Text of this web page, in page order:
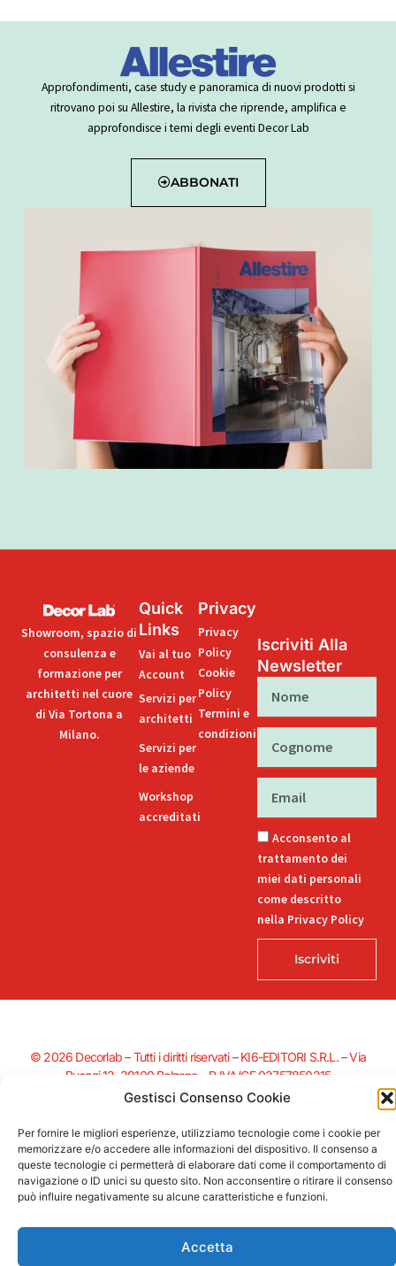
Gestisci Consenso Cookie
Per fornire le migliori esperienze, utilizziamo tecnologie come i cookie per
memorizzare e/o accedere alle informazioni del dispositivo. Il consenso a
queste tecnologie ci permetterà di elaborare dati come il comportamento di
navigazione o ID unici su questo sito. Non acconsentire o ritirare il consenso
può influire negativamente su alcune caratteristiche e funzioni.
Accetta
Approfondimenti, case study e panoramica di nuovi prodotti si
ritrovano poi su Allestire, la rivista che riprende, amplifica e
approfondisce i temi degli eventi Decor Lab
ABBONATI
Showroom, spazio di
consulenza e
formazione per
architetti nel cuore
di Via Tortona a
Milano.
Quick
Links
Vai al tuo
Account
Servizi per
architetti
Servizi per
le aziende
Workshop
accreditati
Privacy
Privacy
Policy
Cookie
Policy
Termini e
condizioni
Iscriviti Alla
Newsletter
Acconsento al
trattamento dei
miei dati personali
come descritto
nella Privacy Policy
Iscriviti
© 2026 Decorlab – Tutti i diritti riservati – KI6-EDITORI S.R.L. – Via
Buozzi 12, 39100 Bolzano – P.IVA/CF 02757850215
L
k
e
d
i
n
F
a
e
b
o
o
k
I
n
t
a
g
r
a
T
i
t
o
k
P
i
t
e
r
e
s
Supportato dalla Provincia di Bolzano con ricerca e sviluppo Fascicolo
n. 71.06.2024.00548 Provvedimento concessivo: decreto del
12.11.2024, n. 18632/2024